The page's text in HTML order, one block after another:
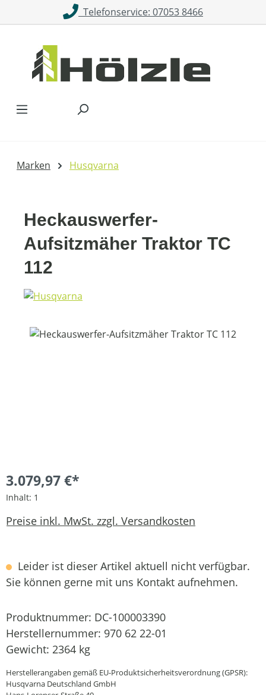
Zum Hauptinhalt springenTelefonservice: 07053 8466
Marken Husqvarna
Heckauswerfer-
Aufsitzmäher Traktor TC
112
Bildergalerie überspringen
3.079,97 €*
Inhalt: 1
Preise inkl. MwSt. zzgl. Versandkosten
Leider ist dieser Artikel aktuell nicht verfügbar.
Sie können gerne mit uns Kontakt aufnehmen.
Produktnummer: DC-100003390
Herstellernummer: 970 62 22-01
Gewicht: 2364 kg
Herstellerangaben gemäß EU-Produktsicherheitsverordnung (GPSR):
Husqvarna Deutschland GmbH